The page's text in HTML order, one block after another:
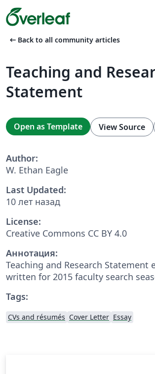
arrow_left_alt Back to all community articles
Teaching and
Statement
Open as Template View Source
Author:
W. Ethan Eagle
Last Updated:
10 лет назад
License:
Creative Commons CC BY 4.0
Аннотация:
Teaching and Research Statement
written for 2015 faculty search
Tags:
CVs and résumés Cover Letter Essay